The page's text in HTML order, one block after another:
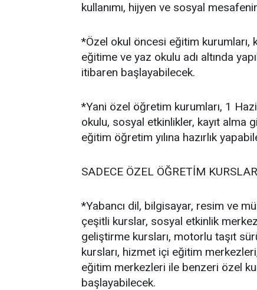
kullanımı, hijyen ve sosyal
*Özel okul öncesi eğitim kurumları,
eğitime ve yaz okulu adı altında
itibaren başlayabilecek.
*Yani özel öğretim kurumları, 1
okulu, sosyal etkinlikler, kayıt alma
eğitim öğretim yılına hazırlık
SADECE ÖZEL ÖĞRETİM
*Yabancı dil, bilgisayar, resim ve
çeşitli kurslar, sosyal etkinlik
geliştirme kursları, motorlu taşıt
kursları, hizmet içi eğitim
eğitim merkezleri ile benzeri özel
başlayabilecek.